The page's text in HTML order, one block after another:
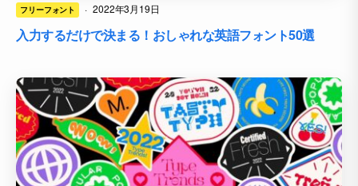
フリーフォント · 2022年3月19日
入力するだけで決まる！おしゃれな英語フォント50選